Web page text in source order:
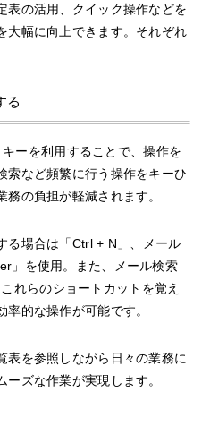
表の活用、クイック操作などを
大幅に向上できます。それぞれ
る
ーを利用することで、操作を
索など頻繁に行う操作をキーひ
の負担が軽減されます。
る場合は「Ctrl + N」、メール
」を使用。また、メール検索
れらのショートカットを覚え
的な操作が可能です。
表を参照しながら日々の業務に
ズな作業が実現します。